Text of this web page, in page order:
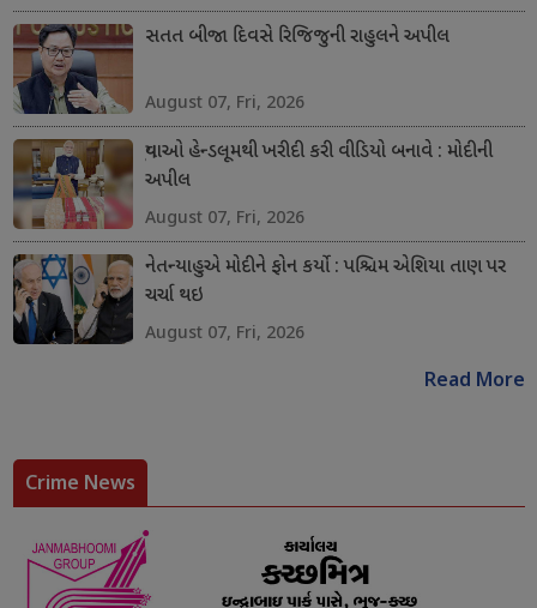
સતત બીજા દિવસે રિજિજુની રાહુલને અપીલ
August 07, Fri, 2026
યુવાઓ હેન્ડલૂમથી ખરીદી કરી વીડિયો બનાવે : મોદીની
અપીલ
August 07, Fri, 2026
નેતન્યાહુએ મોદીને ફોન કર્યો : પશ્ચિમ એશિયા તાણ પર
ચર્ચા થઇ
August 07, Fri, 2026
Read More
Crime News